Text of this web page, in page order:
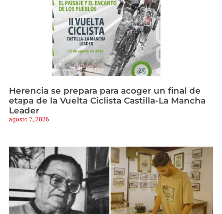
Herencia se prepara para acoger un final de
etapa de la Vuelta Ciclista Castilla-La Mancha
Leader
agosto 7, 2026